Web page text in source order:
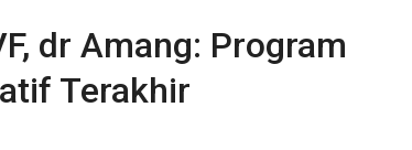
dr Amang: Program
Terakhir